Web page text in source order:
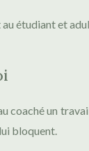
étudiant et
coaché un
bloquent.